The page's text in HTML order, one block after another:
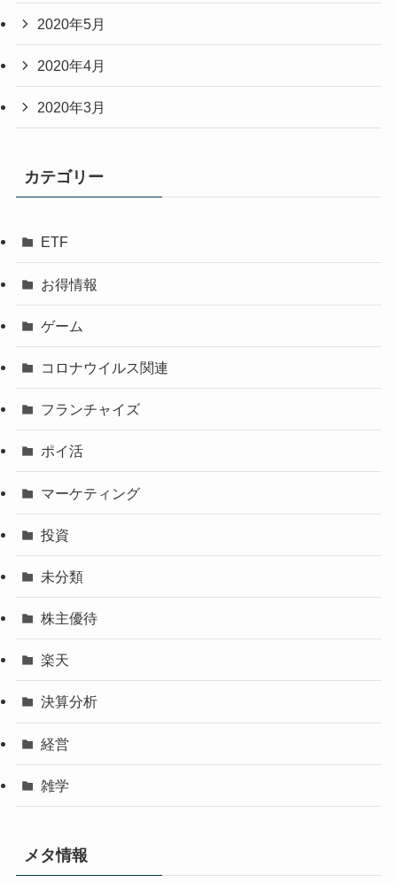
2020年5月
2020年4月
2020年3月
カテゴリー
ETF
お得情報
ゲーム
コロナウイルス関連
フランチャイズ
ポイ活
マーケティング
投資
未分類
株主優待
楽天
決算分析
経営
雑学
メタ情報